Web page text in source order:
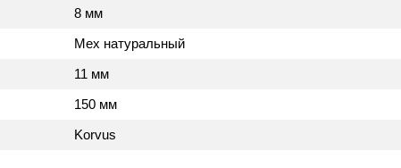
8 мм
Мех натуральный
11 мм
150 мм
Korvus